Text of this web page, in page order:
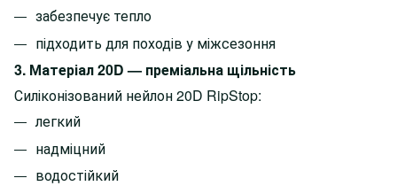
забезпечує тепло
підходить для походів у міжсезоння
3. Матеріал 20D — преміальна щільність
Силіконізований нейлон 20D RipStop:
легкий
надміцний
водостійкий